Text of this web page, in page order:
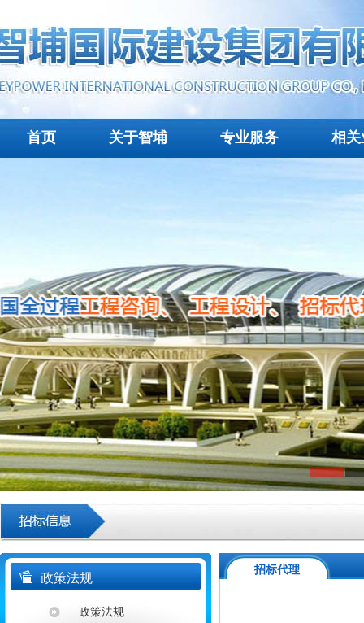
首页 关于智埔 专业服务 相关
政策法规
政策法规
招标代理